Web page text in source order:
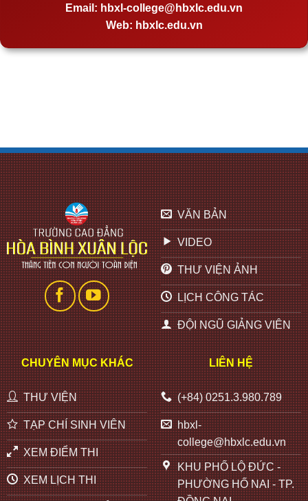
Email: hbxl-college@hbxlc.edu.vn
Web: hbxlc.edu.vn
VĂN BẢN
VIDEO
THƯ VIỆN ẢNH
LỊCH CÔNG TÁC
ĐỘI NGŨ GIẢNG VIÊN
CHUYÊN MỤC KHÁC
THƯ VIỆN
TẠP CHÍ SINH VIÊN
XEM ĐIỂM THI
XEM LỊCH THI
LIÊN HỆ
(+84) 0251.3.980.789
hbxl-
college@hbxlc.edu.vn
KHU PHỐ LỘ ĐỨC -
PHƯỜNG HỐ NAI - TP.